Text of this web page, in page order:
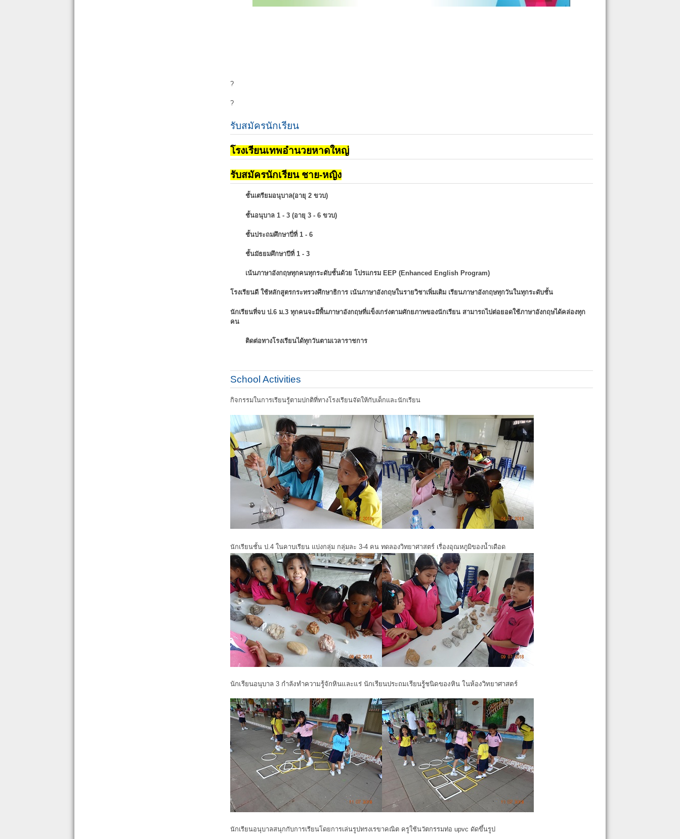
?
?
รับสมัครนักเรียน
โรงเรียนเทพอำนวยหาดใหญ่
รับสมัครนักเรียน ชาย-หญิง
ชั้นเตรียมอนุบาล(อายุ 2 ขวบ)
ชั้นอนุบาล 1 - 3 (อายุ 3 - 6 ขวบ)
ชั้นประถมศึกษาปี่ที่ 1 - 6
ชั้นมัธยมศึกษาปีที่ 1 - 3
เน้นภาษาอังกฤษทุกคนทุกระดับชั้นด้วย โปรแกรม EEP (Enhanced English Program)
โรงเรียนดี ใช้หลักสูตรกระทรวงศึกษาธิการ เน้นภาษาอังกฤษในรายวิชาเพิ่มเติม เรียนภาษาอังกฤษทุกวันในทุกระดับชั้น
นักเรียนที่จบ ป.6 ม.3 ทุกคนจะมีพื้นภาษาอังกฤษที่แข็งเกร่งตามศักยภาพของนักเรียน สามารถไปต่อยอดใช้ภาษาอังกฤษได้คล่องทุก
คน
ติดต่อทางโรงเรียนได้ทุกวันตามเวลาราชการ
School Activities
กิจกรรมในการเรียนรู้ตามปกติที่ทางโรงเรียนจัดให้กับเด็กและนักเรียน
นักเรียนชั้น ป.4 ในคาบเรียน แบ่งกลุ่ม กลุ่มละ 3-4 คน ทดลองวิทยาศาสตร์ เรื่องอุณหภูมิของน้ำเดือด
นักเรียนอนุบาล 3 กำลังทำความรู้จักหินและแร่ นักเรียนประถมเรียนรูู้ชนิดของหิน ในห้องวิทยาศาสตร์
นักเรียนอนุบาลสนุกกับการเรียนโดยการเล่นรูปทรงเรขาคณิต ครูใช้นวัตกรรมท่อ upvc ดัดขึ้นรูป